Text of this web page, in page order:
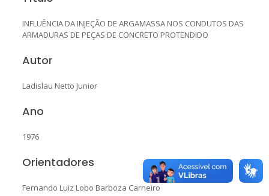
INFLUÊNCIA DA INJEÇÃO DE ARGAMASSA NOS CONDUTOS DAS
ARMADURAS DE PEÇAS DE CONCRETO PROTENDIDO
Autor
Ladislau Netto Junior
Ano
1976
Orientadores
Fernando Luiz Lobo Barboza Carneiro